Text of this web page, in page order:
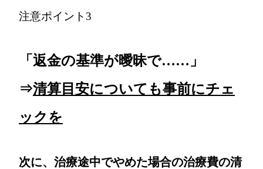
注意ポイント3
「返金の基準が曖昧で……」
⇒清算目安についても事前にチェ
ックを
次に、治療途中でやめた場合の治療費の清